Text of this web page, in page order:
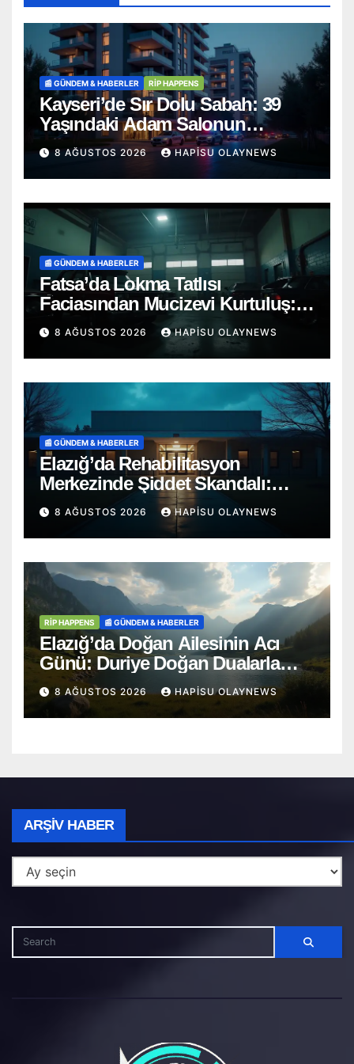
📰 GÜNDEM & HABERLER RİP HAPPENS
Kayseri’de Sır Dolu Sabah: 39
Yaşındaki Adam Salonun
Ortasında Ölü Bulundu
8 AĞUSTOS 2026 HAPISU OLAYNEWS
📰 GÜNDEM & HABERLER
Fatsa’da Lokma Tatlısı
Faciasından Mucizevi Kurtuluş:
Saniyelerle Yarışan Heimlich
Müdahalesi!
8 AĞUSTOS 2026 HAPISU OLAYNEWS
📰 GÜNDEM & HABERLER
Elazığ’da Rehabilitasyon
Merkezinde Şiddet Skandalı:
Soruşturma Başlatıldı
8 AĞUSTOS 2026 HAPISU OLAYNEWS
RİP HAPPENS 📰 GÜNDEM & HABERLER
Elazığ’da Doğan Ailesinin Acı
Günü: Duriye Doğan Dualarla
Uğurlandı
8 AĞUSTOS 2026 HAPISU OLAYNEWS
ARŞIV HABER
Haber